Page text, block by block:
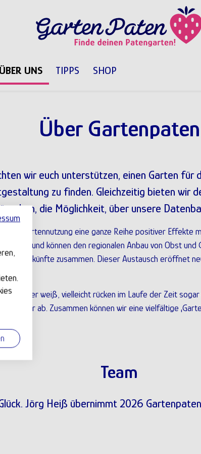
ÜBER UNS TIPPS SHOP
Über Gartenpaten
wir euch unterstützen, einen Garten für
zu finden. Gleichzeitig bieten wir
die Möglichkeit, über unsere
Gartennutzung eine ganze Reihe positiver
bei und können den regionalen Anbau von Obst
Herkünfte zusammen. Dieser Austausch eröffnet
Und wer weiß, vielleicht rücken im Laufe der Zeit
Nutzer ab. Zusammen können wir eine vielfältige
Team
Jörg Heiß übernimmt 2026